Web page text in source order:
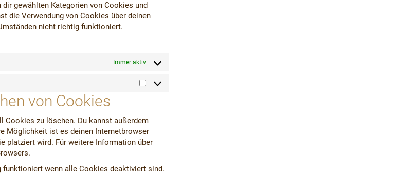
gewählten Kategorien von Cookies und
die Verwendung von Cookies über deinen
nicht richtig funktioniert.
Immer aktiv
von Cookies
Cookies zu löschen. Du kannst außerdem
Möglichkeit ist es deinen Internetbrowser
platziert wird. Für weitere Information über
wenn alle Cookies deaktiviert sind.